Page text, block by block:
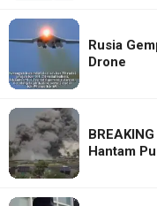
Rusia
Drone
Hantam